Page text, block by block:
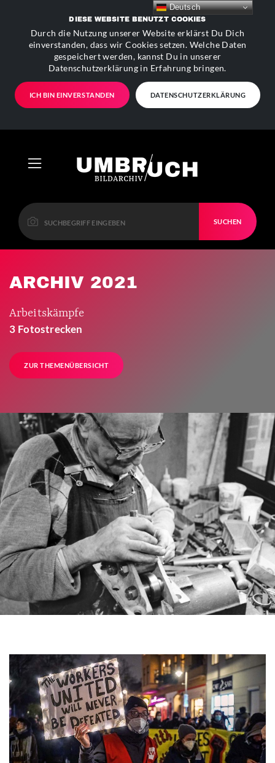
DIESE WEBSITE BENUTZT COOKIES
Durch die Nutzung unserer Website erklärst Du Dich
einverstanden, dass wir Cookies setzen. Welche Daten
gespeichert werden, kannst Du in unserer
Datenschutzerklärung in Erfahrung bringen.
ICH BIN EINVERSTANDEN DATENSCHUTZERKLÄRUNG
SUCHEN
ARCHIV 2021
Arbeitskämpfe
3 Fotostrecken
ZUR THEMENÜBERSICHT
Deutsch